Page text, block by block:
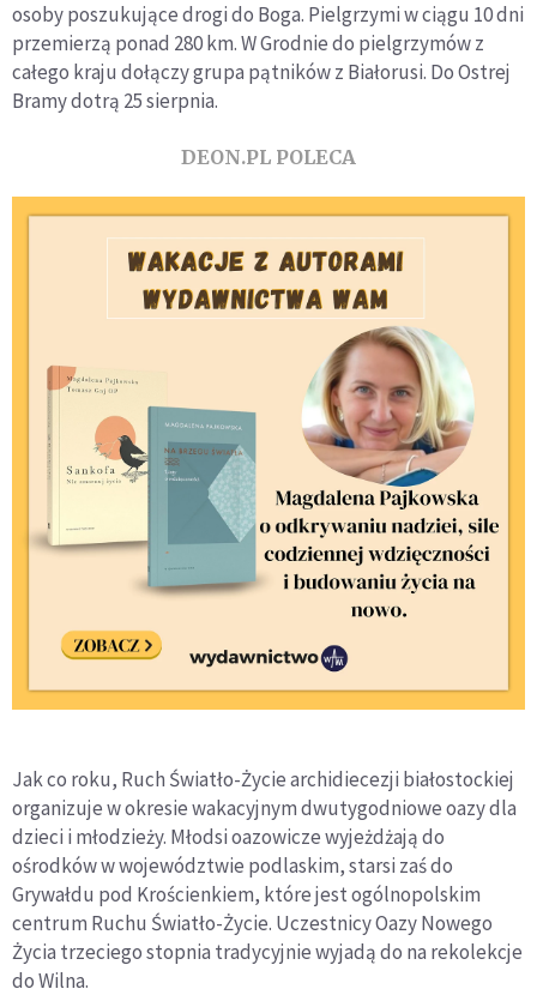
osoby poszukujące drogi do Boga. Pielgrzymi w ciągu 10 dni
przemierzą ponad 280 km. W Grodnie do pielgrzymów z
całego kraju dołączy grupa pątników z Białorusi. Do Ostrej
Bramy dotrą 25 sierpnia.
DEON.PL POLECA
Jak co roku, Ruch Światło-Życie archidiecezji białostockiej
organizuje w okresie wakacyjnym dwutygodniowe oazy dla
dzieci i młodzieży. Młodsi oazowicze wyjeżdżają do
ośrodków w województwie podlaskim, starsi zaś do
Grywałdu pod Krościenkiem, które jest ogólnopolskim
centrum Ruchu Światło-Życie. Uczestnicy Oazy Nowego
Życia trzeciego stopnia tradycyjnie wyjadą do na rekolekcje
do Wilna.